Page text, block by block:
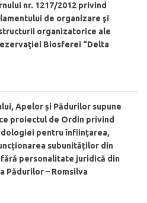
nr. 1217/2012 privind
de organizare şi
organizatorice ale
Biosferei “Delta
Apelor și Pădurilor supune
proiectul de Ordin privind
pentru înființarea,
subunităților din
personalitate juridică din
Pădurilor – Romsilva